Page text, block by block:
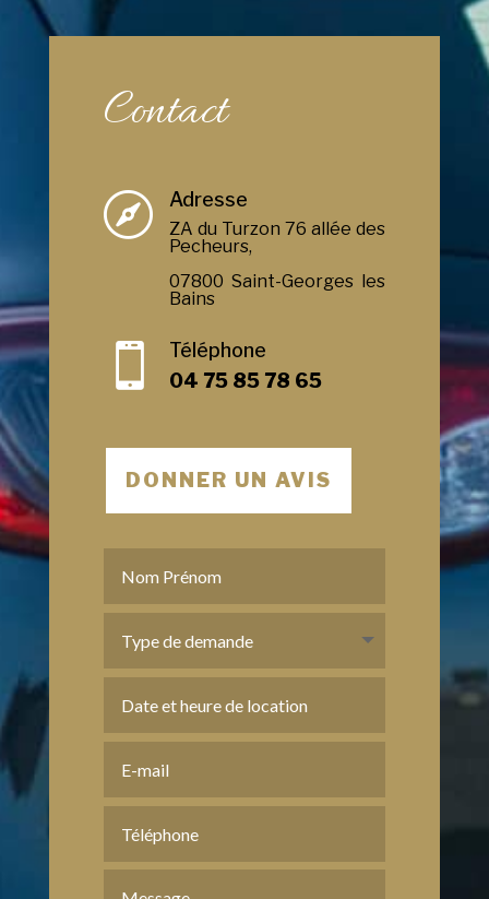
Contact
 Adresse
ZA du Turzon 76 allée des
Pecheurs,
07800 Saint-Georges les
Bains

Téléphone
04 75 85 78 65
DONNER UN AVIS